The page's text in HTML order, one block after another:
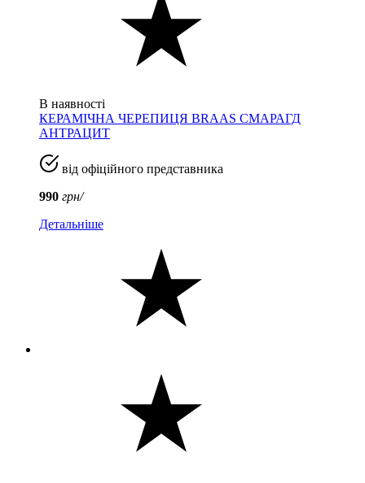
В наявності
КЕРАМІЧНА ЧЕРЕПИЦЯ BRAAS СМАРАГД
АНТРАЦИТ
від офіційного представника
990 грн/
Детальніше